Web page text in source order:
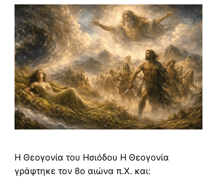
Η Θεογονία του Ησιόδου Η Θεογονία
γράφτηκε τον 8ο αιώνα π.Χ. και: